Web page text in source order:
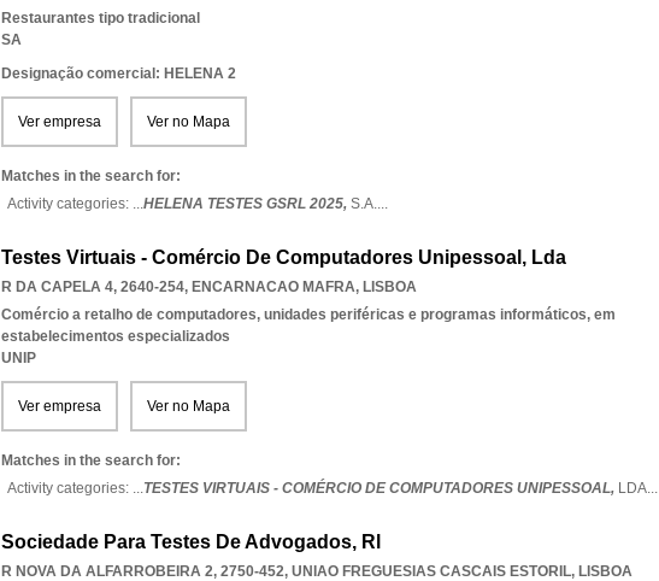
Restaurantes tipo tradicional
SA
Designação comercial: HELENA 2
Ver empresa Ver no Mapa
Matches in the search for:
Activity categories: ...HELENA TESTES GSRL 2025, S.A....
Testes Virtuais - Comércio De Computadores Unipessoal, Lda
R DA CAPELA 4, 2640-254, ENCARNACAO MAFRA, LISBOA
Comércio a retalho de computadores, unidades periféricas e programas informáticos, em
estabelecimentos especializados
UNIP
Ver empresa Ver no Mapa
Matches in the search for:
Activity categories: ...TESTES VIRTUAIS - COMÉRCIO DE COMPUTADORES UNIPESSOAL, LDA...
Sociedade Para Testes De Advogados, Rl
R NOVA DA ALFARROBEIRA 2, 2750-452, UNIAO FREGUESIAS CASCAIS ESTORIL, LISBOA